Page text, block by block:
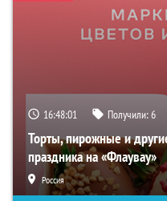
16:48:00 Получили:6
Торты, пирожные и
праздника на «Флаувау»
Россия